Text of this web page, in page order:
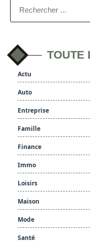
TOUTE
Actu
Auto
Entreprise
Famille
Finance
Immo
Loisirs
Maison
Mode
Santé